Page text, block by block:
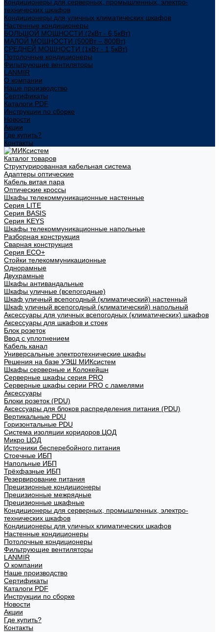
Кондиционеры для серверных, промышленных, электро-
технических шкафов
Кондиционеры для уличных климатических шкафов
Настенные кондиционеры
БОЛЬШОЙ МОЩНОСТИ (2кВт - 6,5кВт)
МАЛОЙ МОЩНОСТИ (500Вт – 800Вт)
СРЕДНЕЙ МОЩНОСТИ (1кВт - 1,5кВт)
Потолочные кондиционеры
Фильтрующие вентиляторы
LANMIR
О компании
Наше производство
Сертификаты
Каталоги PDF
Инструкции по сборке
Новости
Акции
Где купить?
Контакты
Каталог товаров
Структурированная кабельная система
Адаптеры оптические
Кабель витая пара
Оптические кроссы
Шкафы телекоммуникационные настенные
Cерия LITE
Cерия BASIS
Cерия KEYS
Шкафы телекоммуникационные напольные
Разборная конструкция
Сварная конструкция
Серия ECO+
Стойки телекоммуникационные
Однорамные
Двухрамные
Шкафы антивандальные
Шкафы уличные (всепогодные)
Шкаф уличный всепогодный (климатический) настенный
Шкаф уличный всепогодный (климатический) напольный
Аксессуары для уличных всепогодных (климатических) шкафов
Аксессуары для шкафов и стоек
Блок розеток
Ввод с уплотнением
Кабель канал
Универсальные электротехнические шкафы
Решения на базе УЭШ МИКсистем
Шкафы серверные и Колокейшн
Серверные шкафы серия PRO
Серверные шкафы серии PRO с ламелями
Аксессуары
Блоки розеток (PDU)
Аксессуары для блоков распределения питания (PDU)
Вертикальные PDU
Горизонтальные PDU
Система изоляции коридоров ЦОД
Микро ЦОД
Источники бесперебойного питания
Стоечные ИБП
Напольные ИБП
Трёхфазные ИБП
Резервирование питания
Прецизионные кондиционеры
Прецизионные межрядные
Прецизионные шкафные
Кондиционеры для серверных, промышленных, электро-
технических шкафов
Кондиционеры для уличных климатических шкафов
Настенные кондиционеры
Потолочные кондиционеры
Фильтрующие вентиляторы
LANMIR
О компании
Наше производство
Сертификаты
Каталоги PDF
Инструкции по сборке
Новости
Акции
Где купить?
Контакты